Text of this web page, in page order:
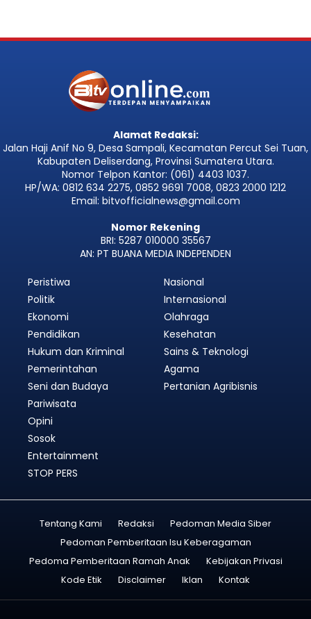
Alamat Redaksi:
Jalan Haji Anif No 9, Desa Sampali, Kecamatan Percut Sei Tuan,
Kabupaten Deliserdang, Provinsi Sumatera Utara.
Nomor Telpon Kantor: (061) 4403 1037.
HP/WA: 0812 634 2275, 0852 9691 7008, 0823 2000 1212
Email: bitvofficialnews@gmail.com
Nomor Rekening
BRI: 5287 010000 35567
AN: PT BUANA MEDIA INDEPENDEN
Peristiwa
Politik
Ekonomi
Pendidikan
Hukum dan Kriminal
Pemerintahan
Nasional
Internasional
Olahraga
Kesehatan
Sains & Teknologi
Agama
Seni dan Budaya
Pariwisata
Opini
Sosok
Entertainment
STOP PERS
Pertanian Agribisnis
Tentang Kami Redaksi
Pedoman Media Siber
Pedoman Pemberitaan Isu Keberagaman
Pedoma Pemberitaan Ramah Anak
Kebijakan Privasi
Kode Etik
Disclaimer Iklan Kontak